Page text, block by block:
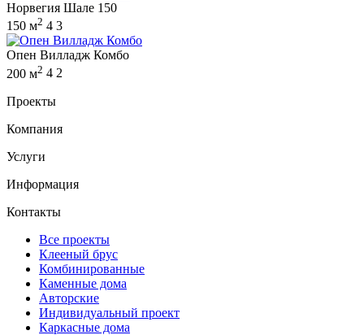
Норвегия Шале 150
150 м2 4 3
Опен Вилладж Комбо
200 м2 4 2
Проекты
Компания
Услуги
Информация
Контакты
Все проекты
Клееный брус
Комбинированные
Каменные дома
Авторские
Индивидуальный проект
Каркасные дома